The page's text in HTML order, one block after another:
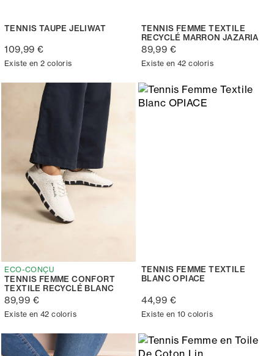
TENNIS TAUPE JELIWAT
109,99 €
Existe en 2 coloris
TENNIS FEMME TEXTILE
RECYCLÉ MARRON JAZARIA
89,99 €
Existe en 42 coloris
ECO-CONÇU
TENNIS FEMME CONFORT
TEXTILE RECYCLÉ BLANC
89,99 €
Existe en 42 coloris
TENNIS FEMME TEXTILE
BLANC OPIACE
44,99 €
Existe en 10 coloris